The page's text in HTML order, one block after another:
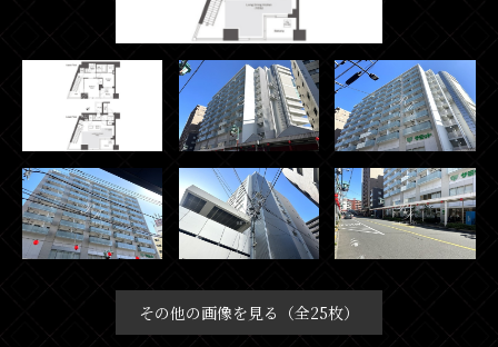
その他の画像を見る（全25枚）